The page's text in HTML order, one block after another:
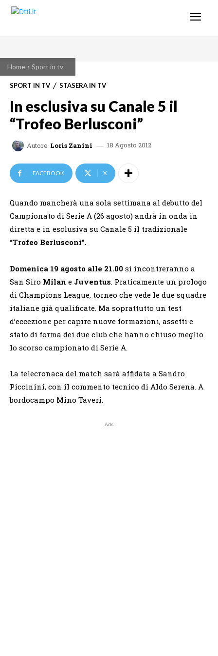
Home Sport in tv
SPORT IN TV STASERA IN TV
In esclusiva su Canale 5 il
“Trofeo Berlusconi”
Autore Loris Zanini 18 Agosto 2012
FACEBOOK X
Quando mancherà una sola settimana al debutto del
Campionato di Serie A (26 agosto) andrà in onda in
diretta e in esclusiva su Canale 5 il tradizionale
“Trofeo Berlusconi”.
Domenica 19 agosto alle 21.00 si incontreranno a
San Siro Milan e Juventus. Praticamente un prologo
di Champions League, torneo che vede le due squadre
italiane già qualificate. Ma soprattutto un test
d’eccezione per capire nuove formazioni, assetti e
stato di forma dei due club che hanno chiuso meglio
lo scorso campionato di Serie A.
La telecronaca del match sarà affidata a Sandro
Piccinini, con il commento tecnico di Aldo Serena. A
bordocampo Mino Taveri.
Ads